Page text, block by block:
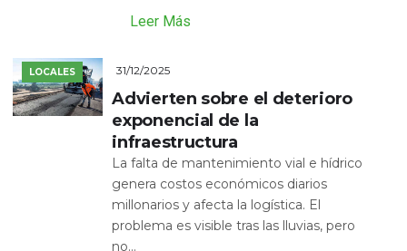
Leer Más
LOCALES 31/12/2025
Advierten sobre el deterioro
exponencial de la
infraestructura
La falta de mantenimiento vial e hídrico
genera costos económicos diarios
millonarios y afecta la logística. El
problema es visible tras las lluvias, pero
no...